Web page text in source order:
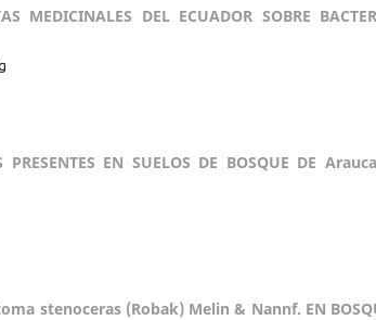
MEDICINALES DEL ECUADOR SOBRE
EN SUELOS DE BOSQUE DE
stenoceras (Robak) Melin & Nannf. EN